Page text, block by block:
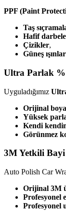
PPF (Paint
Taş
Hafif
Çizikler,
Güneş
Ultra Parlak
Uyguladığımız
Orijinal
Yüksek
Kendi
Görünmez
3M Yetkili Bayi
Auto Polish Car
Orijinal 3M
Profesyonel
Profesyonel